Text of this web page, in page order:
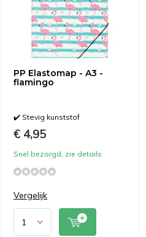
PP Elastomap - A3 -
flamingo
✔️ Stevig kunststof
€ 4,95
Snel bezorgd, zie details
Vergelijk